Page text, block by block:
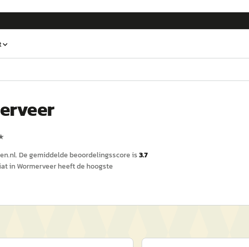
. De gemiddelde beoordelingsscore is3.7
in Wormerveerheeft de hoogste